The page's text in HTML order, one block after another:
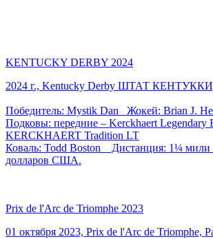
KENTUCKY DERBY 2024
2024 г., Kentucky Derby ШТАТ
Победитель: Mystik Dan Жокей: Brian J.
Подковы: передние – Kerckhaert Legendary
KERCKHAERT Tradition LT
Коваль: Todd Boston Дистанция: 1¼
долларов США.
Prix de l'Arc de Triomphe 2023
01 октября 2023, Prix de l'Arc de Triomphe,